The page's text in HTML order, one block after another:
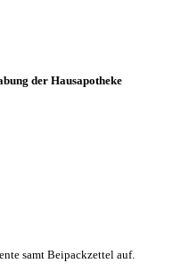
der Hausapotheke
samt Beipackzettel auf.